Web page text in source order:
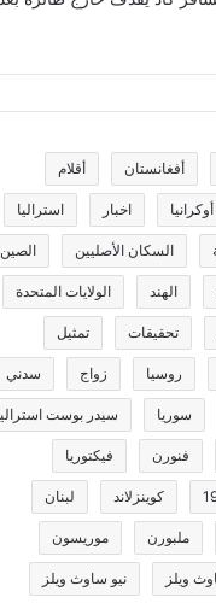
أفغانستان أقلام
أوكرانيا اخبار استراليا
السكان الأصليين الصين
الهند الولايات المتحدة
تحقيقات تمثيل
روسيا زواج سدني
سوريا سيدر بوست
فنورن فيكتوريا
كوينزلاند لبنان
ملبورن موريسون
ويلز نيو ساوث ويلز